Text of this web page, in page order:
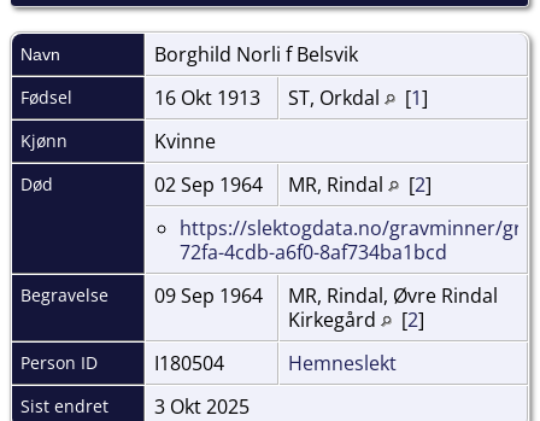
Navn Borghild Norli f Belsvik
Fødsel 16 Okt 1913 ST, Orkdal [1]
Kjønn Kvinne
Død 02 Sep 1964 MR, Rindal [2]
https://slektogdata.no/gravminner/
72fa-4cdb-a6f0-8af734ba1bcd
Begravelse 09 Sep 1964
MR, Rindal, Øvre Rindal
Kirkegård
[2]
Person ID I180504 Hemneslekt
Sist endret 3 Okt 2025